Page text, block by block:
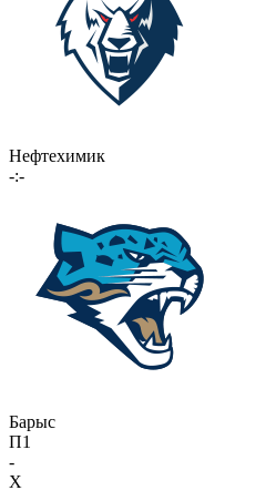
Нефтехимик
-:-
Барыс
П1
-
X